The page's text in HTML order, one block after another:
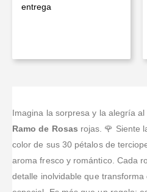
entrega
Imagina la sorpresa y la alegría
Ramo de Rosas rojas. 🌹 Siente
color de sus 30 pétalos de
aroma fresco y romántico. Cada
detalle inolvidable que